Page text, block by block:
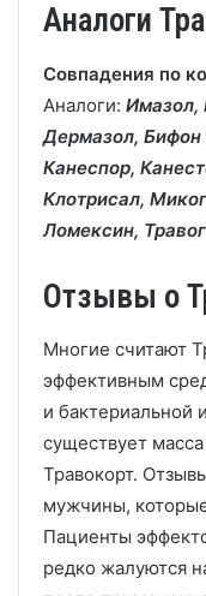
Аналоги
Совпадения по
Аналоги: Имазол,
Дермазол, Бифон
Канеспор,
Клотрисал,
Ломексин,
Отзывы о
Многие считают
эффективным
и бактериальной
существует
Травокорт.
мужчины,
Пациенты
редко жалуются